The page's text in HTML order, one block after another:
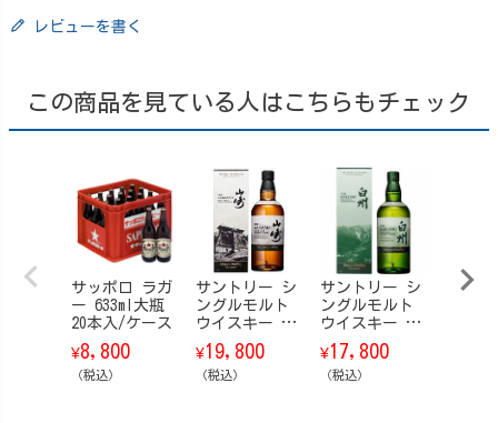
レビューを書く
この商品を見ている人はこちらもチェック
サッポロ ラガ
ー 633ml大瓶
20本入/ケース
¥8,800
（税込）
サントリー シ
ングルモルト
ウイスキー 山
崎 Story of t
he Distillery
（ストーリ
¥19,800
（税込）
サントリー シ
ングルモルト
ウイスキー 白
州 Story of t
he Distillery
（ストーリ
¥17,800
（税込）
ホッ